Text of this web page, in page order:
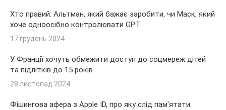
Хто правий: Альтман, який бажає заробити, чи Маск, який
хоче одноосібно контролювати GPT
17 грудень 2024
У Франції хочуть обмежити доступ до соцмереж дітей
та підлітків до 15 років
28 листопад 2024
Фішингова афера з Apple ID, про яку слід пам'ятати